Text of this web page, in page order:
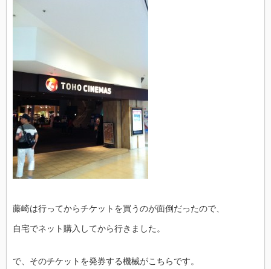
藤崎は行ってからチケットを買うのが面倒だったので、
自宅でネット購入してから行きました。
で、そのチケットを発券する機械がこちらです。